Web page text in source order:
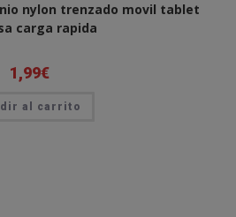
nylon trenzado movil tablet
carga rapida
1,99€
al carrito